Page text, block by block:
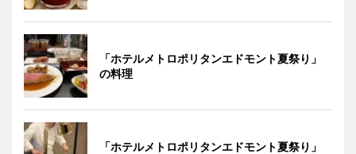
「ホテルメトロポリタンエドモント夏祭り」
の料理
「ホテルメトロポリタンエドモント夏祭り」